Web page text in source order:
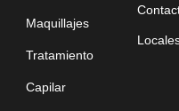
Maquillajes
Tratamiento
Capilar